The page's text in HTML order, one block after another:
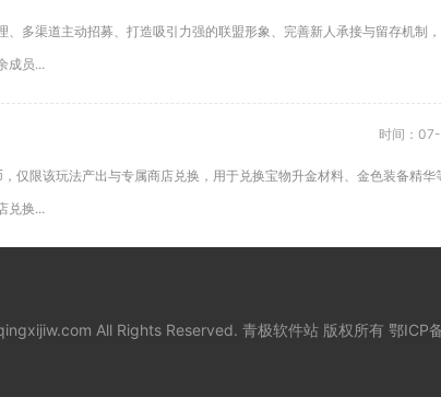
多渠道主动招募、打造吸引力强的联盟形象、完善新人承接与留存机制
成员...
时间：
仅限该玩法产出与专属商店兑换，用于兑换宝物升金材料、金色装备精华
兑换...
All Rights Reserved. 青极软件站 版权所有 鄂ICP